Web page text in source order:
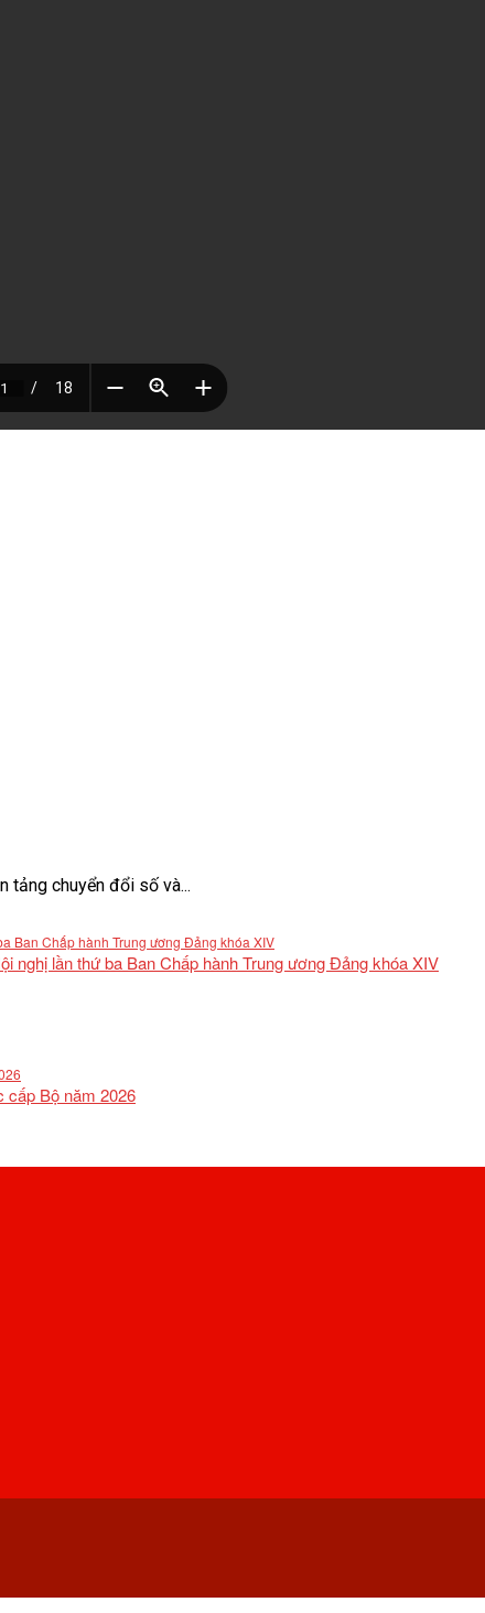
tảng chuyển đổi số và...
nghị lần thứ ba Ban Chấp hành Trung ương Đảng khóa XIV
cấp Bộ năm 2026